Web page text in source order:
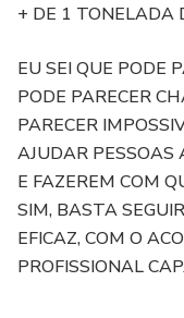
+ DE 1 TONELADA
EU SEI QUE PODE
PODE PARECER
PARECER
AJUDAR PESSOAS
E FAZEREM COM
SIM, BASTA
EFICAZ, COM O
PROFISSIONAL